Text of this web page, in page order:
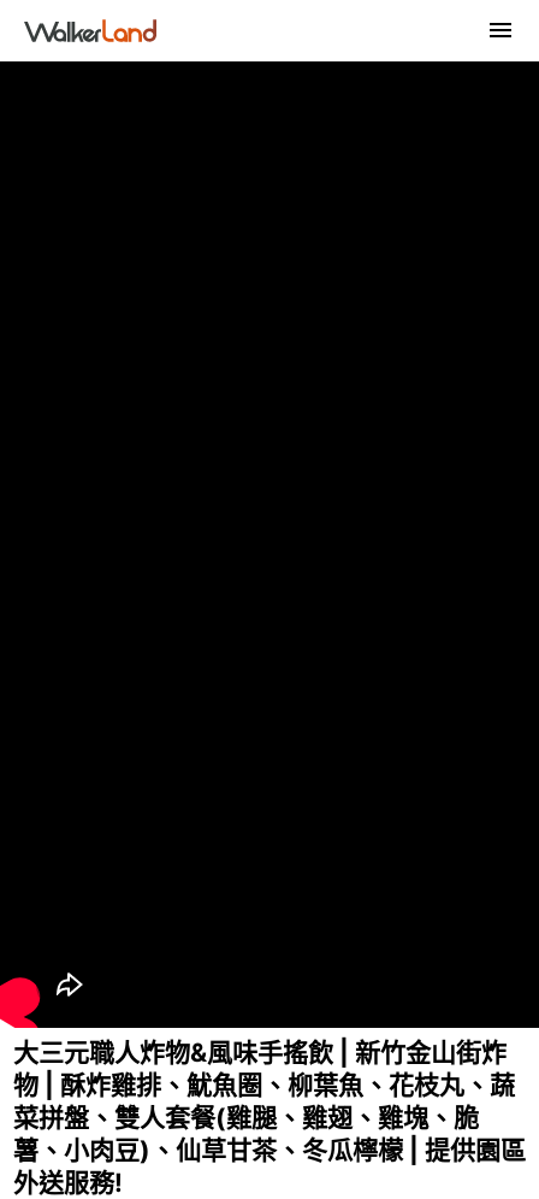
大三元職人炸物&風味手搖飲 | 新竹金山街炸
物 | 酥炸雞排、魷魚圈、柳葉魚、花枝丸、蔬
菜拼盤、雙人套餐(雞腿、雞翅、雞塊、脆
薯、小肉豆)、仙草甘茶、冬瓜檸檬 | 提供園區
外送服務!